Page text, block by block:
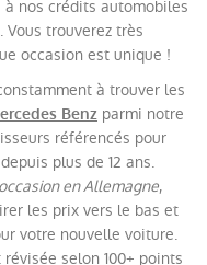
nos crédits automobiles
trouverez très
occasion est unique !
à trouver les
Benz parmi notre
référencés pour
plus de 12 ans.
en Allemagne,
les prix vers le bas et
votre nouvelle voiture.
selon 100+ points